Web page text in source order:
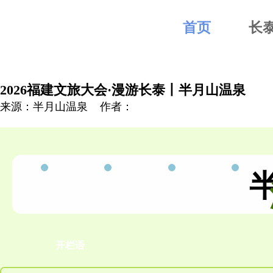
首页 长
2026福建文旅大会·漫游长泰丨半月山温泉
来源：半月山温泉 作者：
开栏语